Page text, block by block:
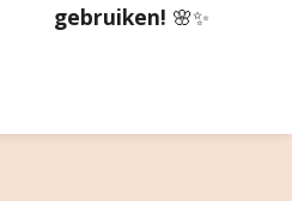
gebruiken! 🌸✨